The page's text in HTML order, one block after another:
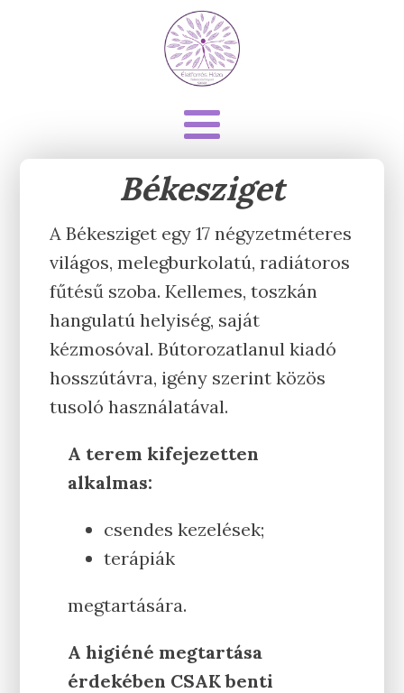
Békesziget
A Békesziget egy 17 négyzetméteres
világos, melegburkolatú, radiátoros
fűtésű szoba. Kellemes, toszkán
hangulatú helyiség, saját
kézmosóval. Bútorozatlanul kiadó
hosszútávra, igény szerint közös
tusoló használatával.
A terem kifejezetten
alkalmas:
csendes kezelések;
terápiák
megtartására.
A higiéné megtartása
érdekében CSAK benti